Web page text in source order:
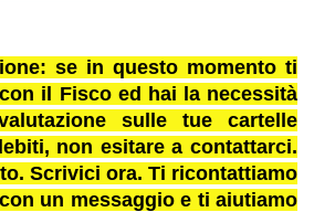
se in questo momento ti
il Fisco ed hai la necessità
sulle tue cartelle
non esitare a contattarci.
Scrivici ora. Ti ricontattiamo
un messaggio e ti aiutiamo